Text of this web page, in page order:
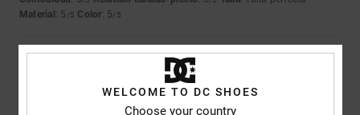
Material: 5 /5 Color: 5/5
5/5
WELCOME TO DC SHOES
Choose your country